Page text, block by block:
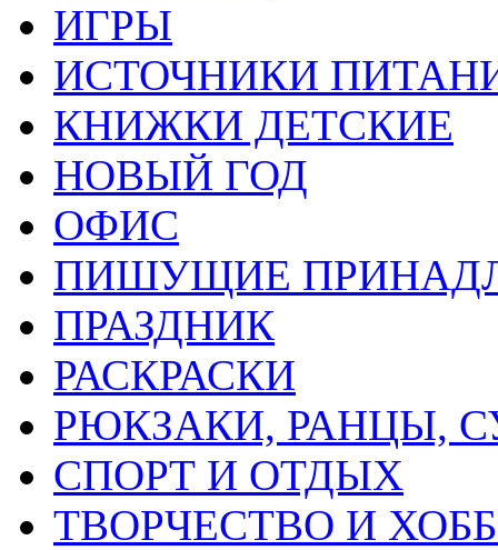
ИГРЫ
ИСТОЧНИКИ
КНИЖКИ ДЕТСКИЕ
НОВЫЙ ГОД
ОФИС
ПИШУЩИЕ
ПРАЗДНИК
РАСКРАСКИ
РЮКЗАКИ, РАНЦЫ,
СПОРТ И ОТДЫХ
ТВОРЧЕСТВО И